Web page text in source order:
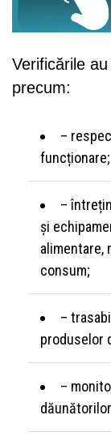
Verificările
precum:
–
funcționare;
–
și
alimentare,
consum;
–
produselor
–